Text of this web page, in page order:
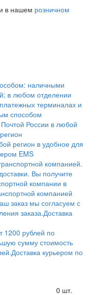
в нашем розничном
наличными
в любом отделении
терминалах и
способом
России в любой
регион в удобное для
EMS
компанией.
Вы получите
компании в
компанией
заказ мы согласуем с
заказа.Доставка
1200 рублей по
сумму стоимость
Доставка курьером по
0 шт.